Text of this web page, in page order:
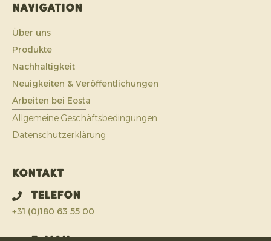
Navigation
Über uns
Produkte
Nachhaltigkeit
Neuigkeiten & Veröffentlichungen
Arbeiten bei Eosta
Allgemeine Geschäftsbedingungen
Datenschutzerklärung
Kontakt
Telefon
+31 (0)180 63 55 00